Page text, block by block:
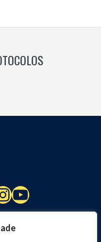
YouTube